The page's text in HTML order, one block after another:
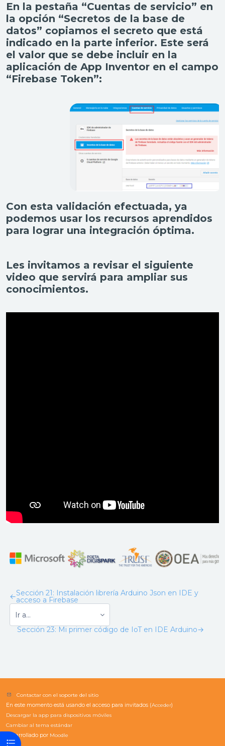
Abrir índice del curso
En la pestaña “Cuentas de servicio” en
la opción “Secretos de la base de
datos” copiamos el secreto que está
indicado en la parte inferior. Este será
el valor que se debe incluir en la
aplicación de App Inventor en el campo
“Firebase Token”:
Con esta validación efectuada, ya
podemos usar los recursos aprendidos
para lograr una integración óptima.
Les invitamos a revisar el siguiente
video que servirá para ampliar sus
conocimientos.
←Sección 21: Instalación librería Arduino Json en IDE y
acceso a Firebase
→
Sección 23: Mi primer código de IoT en IDE Arduino
Contactar con el soporte del sitio
En este momento está usando el acceso para invitados (Acceder)
Descargar la app para dispositivos móviles
Cambiar al tema estándar
Desarrollado por Moodle